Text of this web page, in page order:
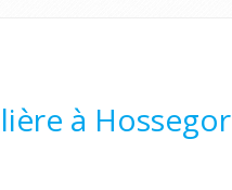
à Hossegor